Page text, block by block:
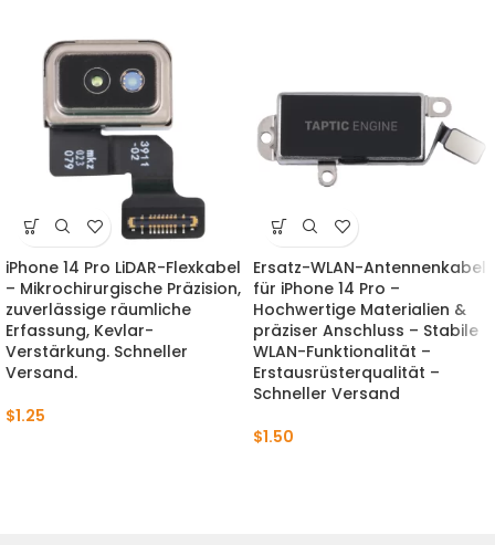
iPhone 14 Pro LiDAR-Flexkabel
– Mikrochirurgische Präzision,
zuverlässige räumliche
Erfassung, Kevlar-
Verstärkung. Schneller
Versand.
$1.25
Ersatz-WLAN-Antennenkabel
für iPhone 14 Pro –
Hochwertige Materialien &
präziser Anschluss – Stabile
WLAN-Funktionalität –
Erstausrüsterqualität –
Schneller Versand
$1.50